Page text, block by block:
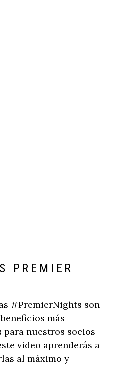
PREMIER
#PremierNights son
más
para nuestros socios
video aprenderás a
al máximo y